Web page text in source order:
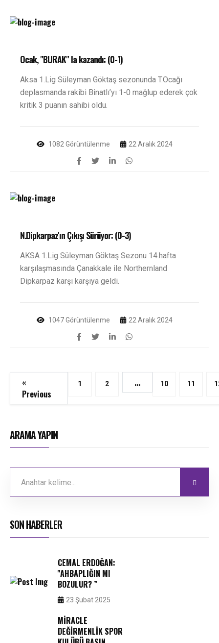
Ocak, "BURAK" la kazandı: (0-1)
Aksa 1.Lig Süleyman Göktaş sezonunda T.Ocağı
deplasmanda rakibi Binatlı’yı 1-0 mağlup ederek çok
kritik 3 puanın sahibi oldu.
1082 Görüntülenme 22 Aralık 2024
N.Dipkarpaz'ın Çıkışı Sürüyor: (0-3)
AKSA 1.Lig Süleyman Göktaş Sezonu 14.hafta
karşılaşmasında Çanakkale ile Northernland
Dipkarpaz karşı karşıya geldi.
1047 Görüntülenme 22 Aralık 2024
«
Previous
1 2 ... 10 11
ARAMA YAPIN
SON HABERLER
CEMAL ERDOĞAN:
''AHBAPLIĞIN MI
BOZULUR? ”
23 Şubat 2025
MIRACLE
DEĞIRMENLIK SPOR